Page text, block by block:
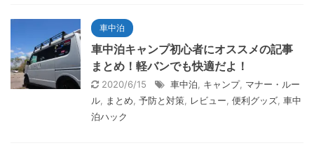
車中泊
車中泊キャンプ初心者にオススメの記事
まとめ！軽バンでも快適だよ！
2020/6/15 車中泊 キャンプ, マナー・ルー
ル
まとめ 予防と対策 レビュー 便利グッズ 車中
泊ハック